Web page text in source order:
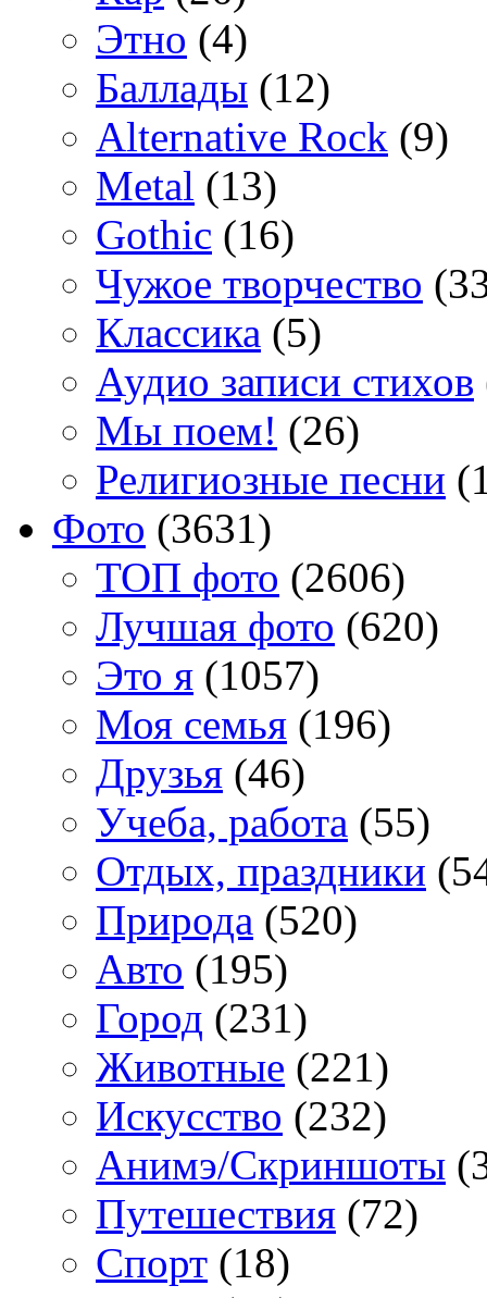
Этно (4)
Баллады (12)
Alternative Rock (9)
Metal (13)
Gothic (16)
Чужое творчество
Классика (5)
Аудио записи стихов
Мы поем! (26)
Религиозные песни
Фото (3631)
TOП фото (2606)
Лучшая фото (620)
Это я (1057)
Моя семья (196)
Друзья (46)
Учеба, работа (55)
Отдых, праздники
Природа (520)
Авто (195)
Город (231)
Животные (221)
Искусство (232)
Анимэ/Скриншоты
Путешествия (72)
Спорт (18)